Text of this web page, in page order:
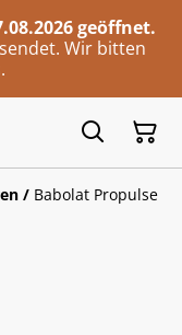
geöffnet.
Wir bitten
/ Babolat Propulse